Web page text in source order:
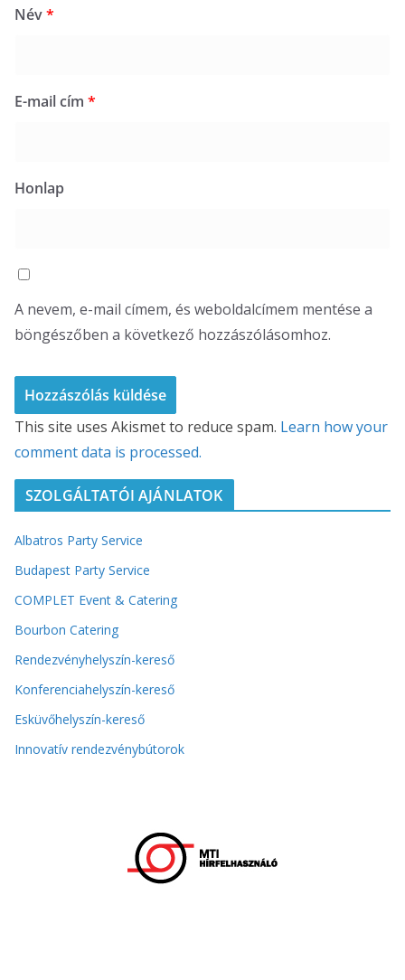
Név*
E-mail cím *
Honlap
A nevem, e-mail címem, és weboldalcímem mentése a
böngészőben a következő hozzászólásomhoz.
This site uses Akismet to reduce spam. Learn how your
comment data is processed.
SZOLGÁLTATÓI AJÁNLATOK
Albatros Party Service
Budapest Party Service
COMPLET Event & Catering
Bourbon Catering
Rendezvényhelyszín-kereső
Konferenciahelyszín-kereső
Esküvőhelyszín-kereső
Innovatív rendezvénybútorok